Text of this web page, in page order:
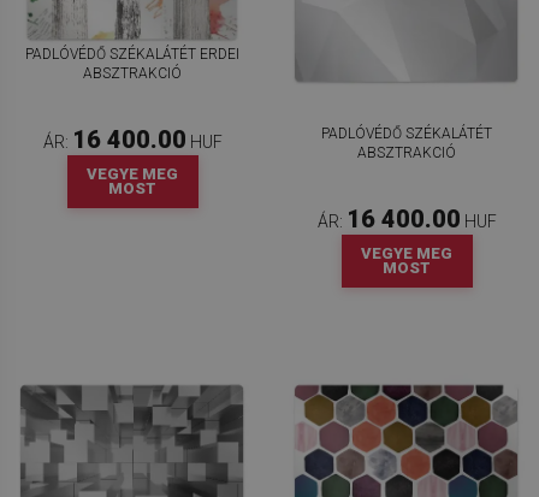
PADLÓVÉDŐ SZÉKALÁTÉT ERDEI
ABSZTRAKCIÓ
ÁR: 16 400.00 HUF
VEGYE MEG
MOST
PADLÓVÉDŐ SZÉKALÁTÉT
ABSZTRAKCIÓ
ÁR: 16 400.00 HUF
VEGYE MEG
MOST